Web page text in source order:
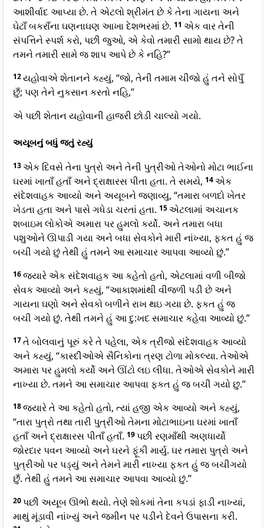
આશીર્વાદ આપ્યા છે. તે એટલો શ્રીમંત છે કે તેના ગાયના અને
ઘેટાઁ બકરાઁના ઘણનાઘણ આખા દેશભરમાં છે. 11 એક વાર તેની
સંપત્તિને સ્પર્શ કરો, પછી જુઓ, એ કેવો તમારી સામો થાય છે? તે
તમને તમારી સામે જ શાપ આપે છે કે નહિ?”
12યહોવાએ શેતાનને કહ્યું, “જો, તેની તમામ ચીજો હું તને સોપુઁ
છુઁ; પણ તેને નુકસાન કરતો નહિ,”
એ પછી શેતાન યહોવાની હાજરી છોડી ચાલ્યો ગયો.
અયૂબનું બધું જતું રહ્યું
13એક દિવસે તેના પુત્રો અને તેની પુત્રીઓ તેઓનો મોટા ભાઈના
ઘરમાં ખાતાઁ હતાઁ અને દ્રાક્ષારસ પીતા હતા. તે સમયે, 14એક
સંદેશવાહક આવ્યો અને અયૂબને જણાવ્યુ, “તમારા બળદો ખેતર
ખેડતા હતા અને પાસે ગધેડા ચરતાં હતા. 15એટલામાં અચાનક
શબાઇમ લોકોએ અમારા પર હુમલો કર્યો. અને તમારા બધા
પશુઓને ઊપાડી ગયા અને બધા સેવકોને મારી નાંખ્યા, ફકત હું જ
બચી ગયો છું તેથી હું તમને આ સમાચાર આપવા આવ્યો છું.”
16જ્યારે એક સંદેશવાહક આ કહેતો હતો, એટલામાં વળી બીજો
સેવક આવ્યો અને કહ્યું, “આકાશમાંથી વીજળી પડી છે અને
ગાયના ઘણો અને સેવકો બળીને રાખ થઇ ગયા છે. ફકત હું જ
બચી ગયો છું. તેથી તમને હું આ દુ:ખદ સમાચાર કહેવા આવ્યો છું.”
17તે બોલવાનું પૂરું કરે તે પહેલા, એક ત્રીજો સંદેશવાહક આવ્યો
અને કહ્યું, “કાસ્દીઓએ સૈનિકોના ત્રણ ટોળા મોકલ્યા. તેઓએ
અમારા પર હુમલો કર્યો અને ઊંટો લઇ લીધા. તેઓએ સેવકોને મારી
નાખ્યા છે. તમને આ સમાચાર આપવા ફકત હું જ બચી ગયો છુ.”
18જ્યારે તે આ કહેતો હતો, ત્યાં હજી એક આવ્યો અને કહ્યું,
“તારા પુત્રો તથા તારી પુત્રીઓ તેમના મોટાભાઇના ઘરમાં ખાતાઁ
હતાઁ અને દ્રાક્ષારસ પીતાઁ હતાઁ. 19પછી રણમાઁથી અણધાર્યો
જોરદાર પવન આવ્યો અને ઘરને ફૂંકી માર્યુ. ઘર તમારા પુત્રો અને
પુત્રીઓ પર પડ્યું અને તેમને મારી નાખ્યા ફકત હું જ બચીગયો
છુઁ. તેથી હું તમને આ સમાચાર આપવા આવ્યો છું.”
20પછી અયૂબ ઊભો થયો. તેણે શોકમાં તેના કપડાં ફાડી નાખ્યાં,
માથું મૂંડાવી નાંખ્યું અને જમીન પર પડીને દેવને ઉપાસના કરી.